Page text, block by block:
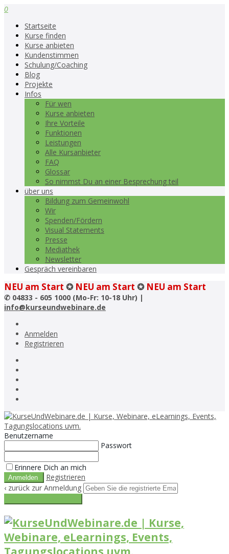
0
Startseite
Kurse finden
Kurse anbieten
Kundenstimmen
Schulung/Coaching
Blog
Projekte
Infos
Für wen
Kurse anbieten
Ihre Vorteile
Funktionen
Leistungen
Alle Kursanbieter
FAQ
Glossar
So nimmst Du an einer Besprechung teil
über uns
Bildung zum Gemeinwohl
Wir
Spenden/Fördern
Visual Statements
Presse
Mediathek
Newsletter
Gespräch vereinbaren
NEU am Start ✪ NEU am Start ✪ NEU am Start
✆ 04833 - 605 1000 (Mo-Fr: 10-18 Uhr) |
info@kurseundwebinare.de
Anmelden
Registrieren
Benutzername
Passwort
Erinnere Dich an mich
Registrieren
‹ zurück zur Anmeldung